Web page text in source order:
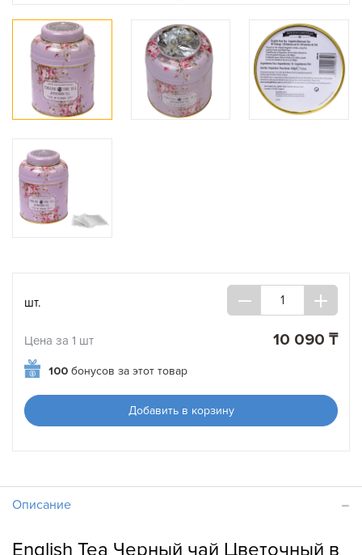
шт.
Цена за 1 шт 10 090 ₸
100 бонусов за этот товар
Добавить в корзину
Описание
English Tea Черный чай Цветочный в